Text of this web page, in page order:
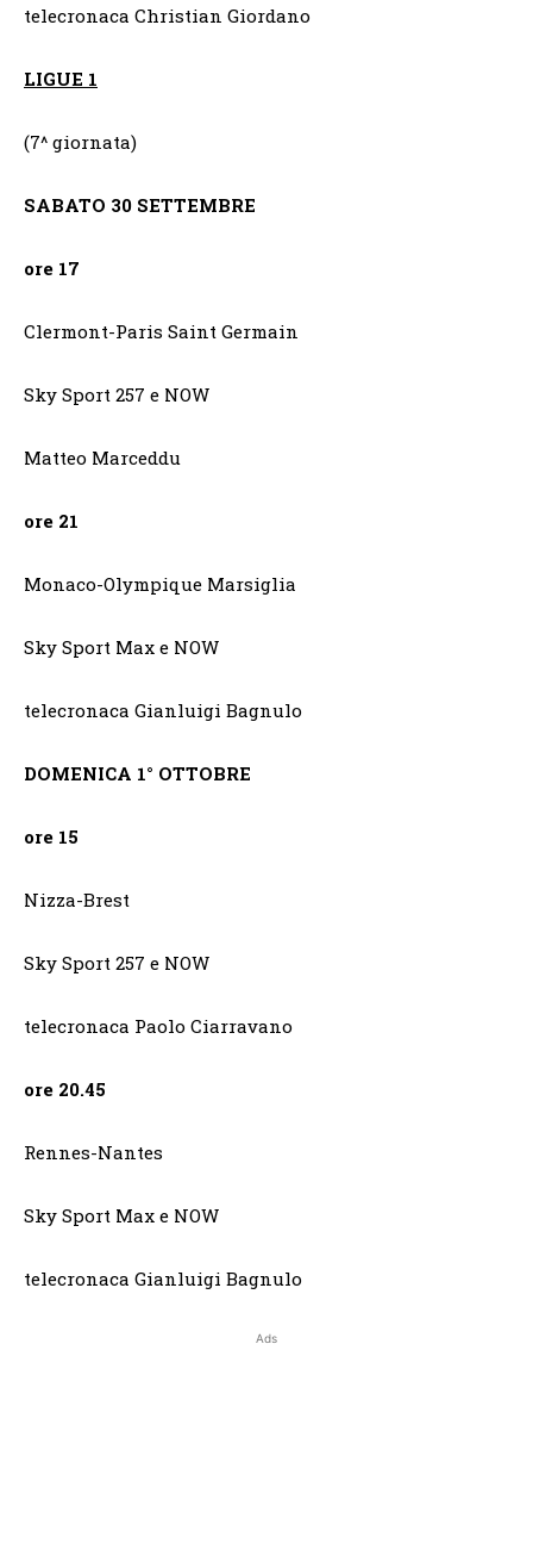
telecronaca Christian Giordano
LIGUE 1
(7^ giornata)
SABATO 30 SETTEMBRE
ore 17
Clermont-Paris Saint Germain
Sky Sport 257 e NOW
Matteo Marceddu
ore 21
Monaco-Olympique Marsiglia
Sky Sport Max e NOW
telecronaca Gianluigi Bagnulo
DOMENICA 1° OTTOBRE
ore 15
Nizza-Brest
Sky Sport 257 e NOW
telecronaca Paolo Ciarravano
ore 20.45
Rennes-Nantes
Sky Sport Max e NOW
telecronaca Gianluigi Bagnulo
Ads